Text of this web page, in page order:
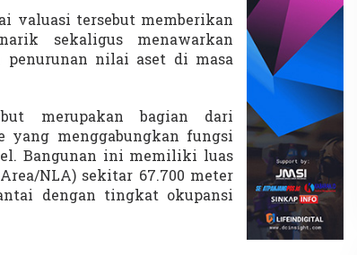
valuasi tersebut memberikan
sekaligus menawarkan
penurunan nilai aset di masa
merupakan bagian dari
yang menggabungkan fungsi
Bangunan ini memiliki luas
NLA) sekitar 67.700 meter
dengan tingkat okupansi